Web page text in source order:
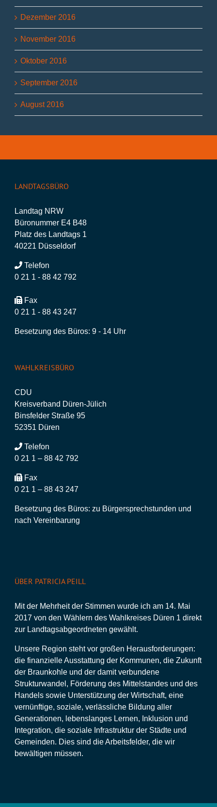
Dezember 2016
November 2016
Oktober 2016
September 2016
August 2016
LANDTAGSBÜRO
Landtag NRW
Büronummer E4 B48
Platz des Landtags 1
40221 Düsseldorf
Telefon
0 21 1 - 88 42 792
Fax
0 21 1 - 88 43 247
Besetzung des Büros: 9 - 14 Uhr
WAHLKREISBÜRO
CDU
Kreisverband Düren-Jülich
Binsfelder Straße 95
52351 Düren
Telefon
0 21 1 – 88 42 792
Fax
0 21 1 – 88 43 247
Besetzung des Büros: zu Bürgersprechstunden und
nach Vereinbarung
ÜBER PATRICIA PEILL
Mit der Mehrheit der Stimmen wurde ich am 14. Mai
2017 von den Wählern des Wahlkreises Düren 1 direkt
zur Landtagsabgeordneten gewählt.
Unsere Region steht vor großen Herausforderungen:
die finanzielle Ausstattung der Kommunen, die Zukunft
der Braunkohle und der damit verbundene
Strukturwandel, Förderung des Mittelstandes und des
Handels sowie Unterstützung der Wirtschaft, eine
vernünftige, soziale, verlässliche Bildung aller
Generationen, lebenslanges Lernen, Inklusion und
Integration, die soziale Infrastruktur der Städte und
Gemeinden. Dies sind die Arbeitsfelder, die wir
bewältigen müssen.